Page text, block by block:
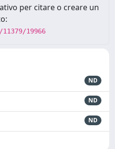
per citare o creare un
19966
ND
ND
ND